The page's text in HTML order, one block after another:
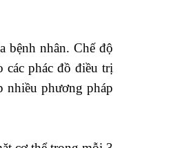
bệnh nhân. Chế độ
phác đồ điều trị
nhiều phương pháp